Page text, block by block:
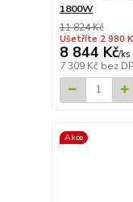
1800W
11 824 Kč
Ušetříte 2 980
8 844 Kč/ks
7 309 Kč bez
Akce